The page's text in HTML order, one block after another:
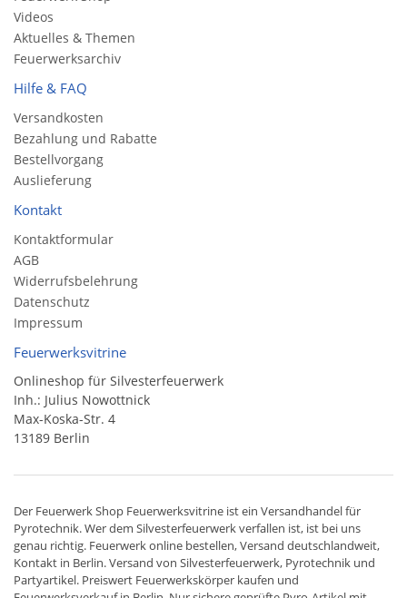
Videos
Aktuelles & Themen
Feuerwerksarchiv
Hilfe & FAQ
Versandkosten
Bezahlung und Rabatte
Bestellvorgang
Auslieferung
Kontakt
Kontaktformular
AGB
Widerrufsbelehrung
Datenschutz
Impressum
Feuerwerksvitrine
Onlineshop für Silvesterfeuerwerk
Inh.: Julius Nowottnick
Max-Koska-Str. 4
13189 Berlin
Der Feuerwerk Shop Feuerwerksvitrine ist ein Versandhandelfür
Pyrotechnik. Wer dem Silvesterfeuerwerk verfallen ist, ist bei uns
genau richtig. Feuerwerk online bestellen,Versand deutschlandweit,
Kontakt in Berlin. Versand von Silvesterfeuerwerk, Pyrotechnik und
Partyartikel. Preiswert Feuerwerkskörper kaufen und